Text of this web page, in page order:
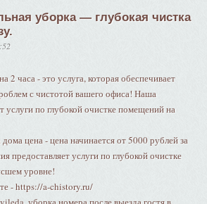
уборка — глубокая чистка
2 часа - это услуга, которая обеспечивает
с чистотой вашего офиса! Наша
услуги по глубокой очистке помещений на
цена - цена начинается от 5000 рублей за
предоставляет услуги по глубокой очистке
уровне!
- https://a-chistory.ru/